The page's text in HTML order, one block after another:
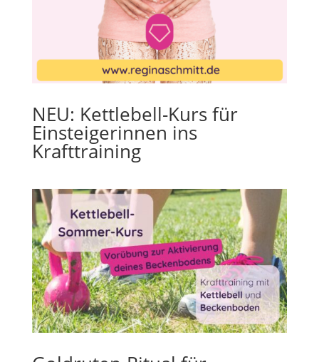
NEU: Kettlebell-Kurs für
Einsteigerinnen ins
Krafttraining